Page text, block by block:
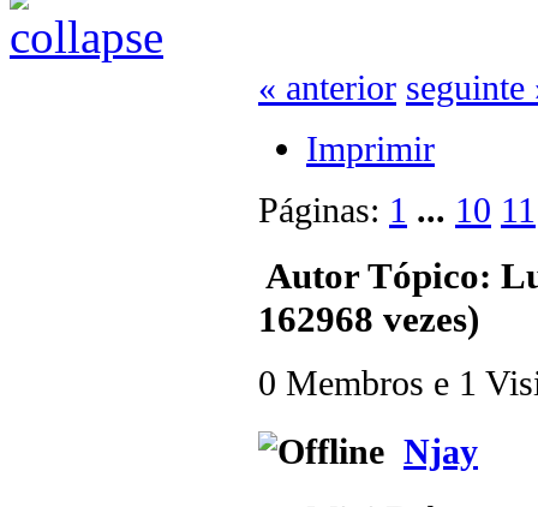
« anterior seguinte
Imprimir
Páginas: 1 ... 10 11
AutorTópico:
162968 vezes)
0 Membros e 1
Njay